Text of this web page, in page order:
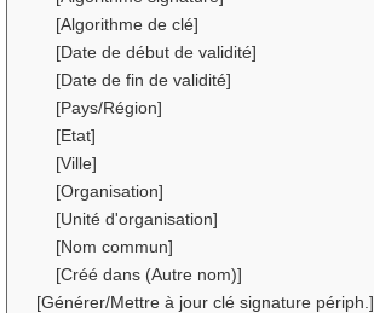
[Algorithme de clé]
[Date de début de validité]
[Date de fin de validité]
[Pays/Région]
[Etat]
[Ville]
[Organisation]
[Unité d'organisation]
[Nom commun]
[Créé dans (Autre nom)]
[Générer/Mettre à jour clé signature périph.]